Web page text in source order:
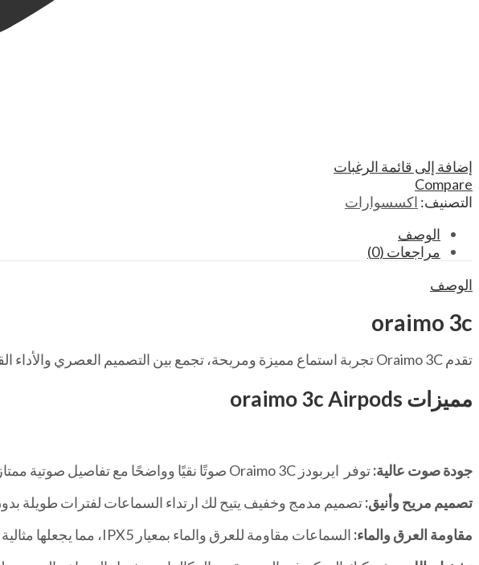
إضافة إلى قائمة الرغبات
Compare
التصنيف: اكسسوارات
الوصف
مراجعات (0)
الوصف
oraimo 3c
تقدم Oraimo 3C تجربة استماع مميزة ومريحة، تجمع بين التصميم العصري والأداء القوي. السماعات اللاسلكية المثالية لمحبّي الموسيقى والمكالمات عالية الجودة.
مميزات oraimo 3c Airpods
جودة صوت عالية:توفر ايربودز Oraimo 3C صوتًا نقيًا وواضحًا مع تفاصيل صوتية ممتازة، وbass عميق ليجعل تجربة الاستماع ممتعة.
تصميم مريح وأنيق:تصميم مدمج وخفيف يتيح لك ارتداء السماعات لفترات طويلة
مقاومة العرق والماء: السماعات مقاومة للعرق والماء بمعيار IPX5، مما يجعلها مثالية للتمارين الرياضية والاستخدام اليومي في مختلف الظروف.